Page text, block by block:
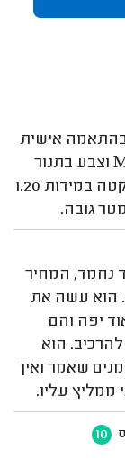
בהתאמה אישית
מעץ סנדוויץ' עם דלתות MDF וצבע בתנור
עם דלתות ומגירות טריקה שקטה במידות 1.20
נחמד, המחיר
הוא עשה את
יפה והם
כדי להרכיב. הוא
שאמר ואין
ממליץ עליו.
10